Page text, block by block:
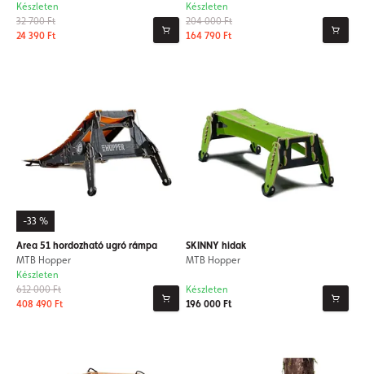
32 700 Ft
24 390 Ft
Készleten
204 000 Ft
164 790 Ft
Készleten
-33 %
Area 51 hordozható ugró rámpa
MTB Hopper
612 000 Ft
408 490 Ft
Készleten
SKINNY hidak
MTB Hopper
196 000 Ft
Készleten